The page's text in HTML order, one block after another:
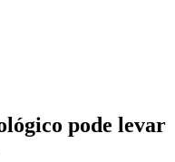
pode levar